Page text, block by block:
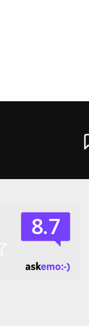
Heb
Neem